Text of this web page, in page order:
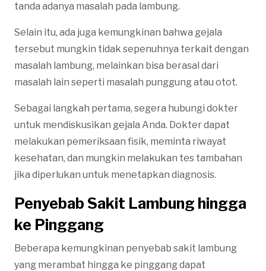
tanda adanya masalah pada lambung.
Selain itu, ada juga kemungkinan bahwa gejala
tersebut mungkin tidak sepenuhnya terkait dengan
masalah lambung, melainkan bisa berasal dari
masalah lain seperti masalah punggung atau otot.
Sebagai langkah pertama, segera hubungi dokter
untuk mendiskusikan gejala Anda. Dokter dapat
melakukan pemeriksaan fisik, meminta riwayat
kesehatan, dan mungkin melakukan tes tambahan
jika diperlukan untuk menetapkan diagnosis.
Penyebab Sakit Lambung hingga
ke Pinggang
Beberapa kemungkinan penyebab sakit lambung
yang merambat hingga ke pinggang dapat